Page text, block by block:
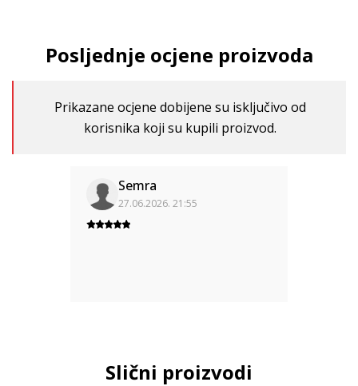
Posljednje ocjene proizvoda
Prikazane ocjene dobijene su isključivo od
korisnika koji su kupili proizvod.
Semra
27.06.2026. 21:55
Slični proizvodi